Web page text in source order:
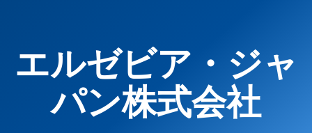
エルゼビア・ジャ
パン株式会社